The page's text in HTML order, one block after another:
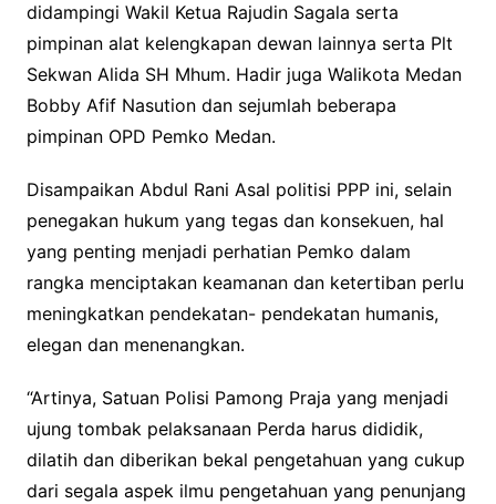
didampingi Wakil Ketua Rajudin Sagala serta
pimpinan alat kelengkapan dewan lainnya serta Plt
Sekwan Alida SH Mhum. Hadir juga Walikota Medan
Bobby Afif Nasution dan sejumlah beberapa
pimpinan OPD Pemko Medan.
Disampaikan Abdul Rani Asal politisi PPP ini, selain
penegakan hukum yang tegas dan konsekuen, hal
yang penting menjadi perhatian Pemko dalam
rangka menciptakan keamanan dan ketertiban perlu
meningkatkan pendekatan- pendekatan humanis,
elegan dan menenangkan.
“Artinya, Satuan Polisi Pamong Praja yang menjadi
ujung tombak pelaksanaan Perda harus dididik,
dilatih dan diberikan bekal pengetahuan yang cukup
dari segala aspek ilmu pengetahuan yang penunjang